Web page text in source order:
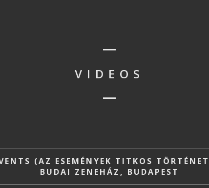
VIDEOS
(AZ ESEMÉNYEK TITKOS
BUDAI ZENEHÁZ, BUDAPEST